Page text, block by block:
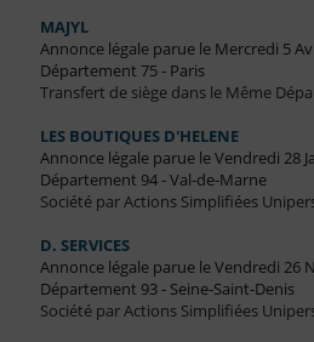
MAJYL
Annonce légale parue le Mercredi 5
Département 75 - Paris
Transfert de siège dans le Même
LES BOUTIQUES D'HELENE
Annonce légale parue le Vendredi 28
Département 94 - Val-de-Marne
Société par Actions Simplifiées
D. SERVICES
Annonce légale parue le Vendredi 26
Département 93 - Seine-Saint-Denis
Société par Actions Simplifiées